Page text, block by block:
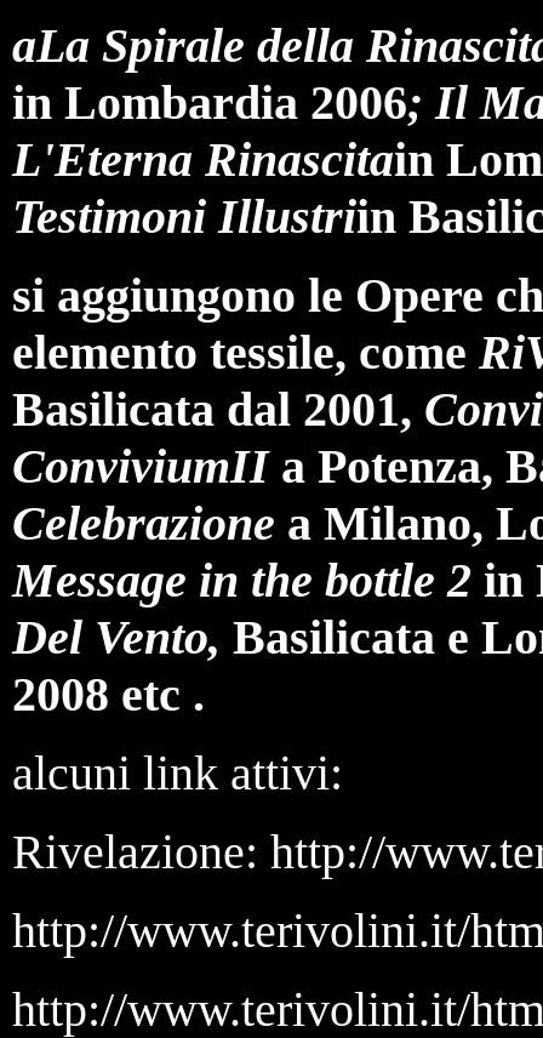
aLa Spirale della
in Lombardia 2006; Il
L'Eterna Rinascitain
Testimoni Illustriin
si aggiungono le Opere
elemento tessile, come
Basilicata dal 2001,
ConviviumIIa Potenza,
Celebrazione a Milano,
Message in the bottle 2 in
Del Vento, Basilicata e
2008 etc .
alcuni link attivi:
Rivelazione: http://
http://www.terivolini.it/
http://www.terivolini.it/